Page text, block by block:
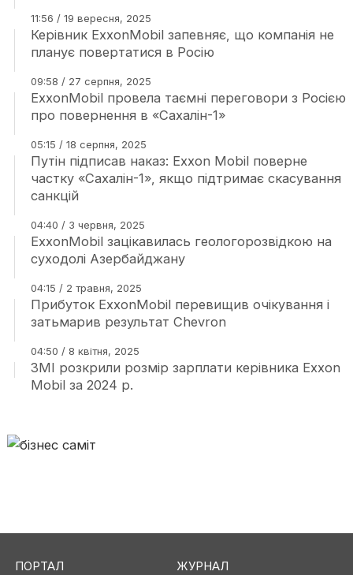
11:56 / 19 вересня, 2025
Керівник ExxonMobil запевняє, що компанія не
планує повертатися в Росію
09:58 / 27 серпня, 2025
ExxonMobil провела таємні переговори з Росією
про повернення в «Сахалін-1»
05:15 / 18 серпня, 2025
Путін підписав наказ: Exxon Mobil поверне
частку «Сахалін-1», якщо підтримає скасування
санкцій
04:40 / 3 червня, 2025
ExxonMobil зацікавилась геологорозвідкою на
суходолі Азербайджану
04:15 / 2 травня, 2025
Прибуток ExxonMobil перевищив очікування і
затьмарив результат Chevron
04:50 / 8 квітня, 2025
ЗМІ розкрили розмір зарплати керівника Exxon
Mobil за 2024 р.
ПОРТАЛ ЖУРНАЛ